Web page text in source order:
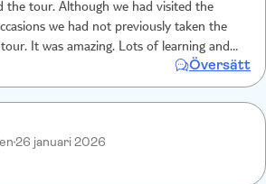
the tour. Although we had visited the
we had not previously taken the
It was amazing. Lots of learning and
the impact of the many lives on our
civilisation The service was such a bonus
Översätt
26 januari 2026